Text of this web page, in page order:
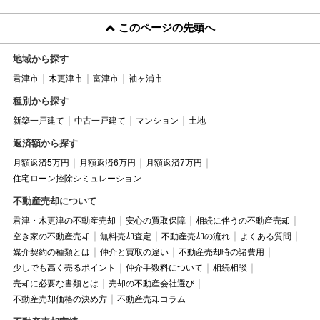
このページの先頭へ
地域から探す
君津市 木更津市 富津市 袖ヶ浦市
種別から探す
新築一戸建て 中古一戸建て マンション 土地
返済額から探す
月額返済5万円 月額返済6万円
月額返済7万円
住宅ローン控除シミュレーション
不動産売却について
君津・木更津の不動産売却 安心の買取保障
相続に伴うの不動産売却
空き家の不動産売却
無料売却査定 不動産売却の流れ
よくある質問
媒介契約の種類とは
仲介と買取の違い
不動産売却時の諸費用
少しでも高く売るポイント
仲介手数料について
相続相談
売却に必要な書類とは
売却の不動産会社選び
不動産売却価格の決め方
不動産売却コラム